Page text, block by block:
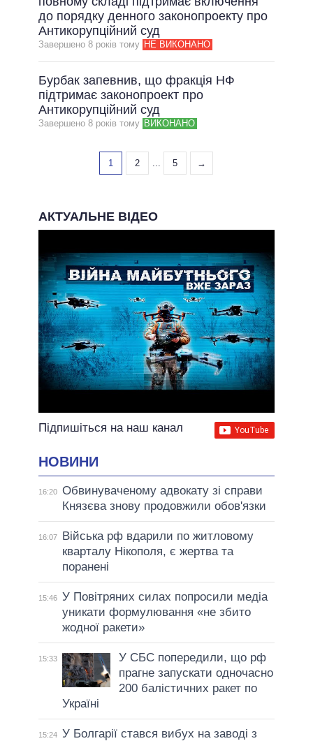
до порядку денного законопроекту про
Антикорупційний суд
Завершено 8 рокiв тому НЕ ВИКОНАНО
Бурбак запевнив, що фракція НФ
підтримає законопроект про
Антикорупційний суд
Завершено 8 рокiв тому ВИКОНАНО
1 2 ... 5 →
АКТУАЛЬНЕ ВІДЕО
Підпишіться на наш канал
НОВИНИ
16:20 Обвинуваченому адвокату зі справи
Князєва знову продовжили обов'язки
16:07
Війська рф вдарили по житловому
кварталу Нікополя, є жертва та
поранені
15:46 У Повітряних силах попросили медіа
уникати формулювання «не збито
жодної ракети»
15:33
У СБС попередили, що рф
прагне запускати одночасно
200 балістичних ракет по
Україні
15:24 У Болгарії стався вибух на заводі з